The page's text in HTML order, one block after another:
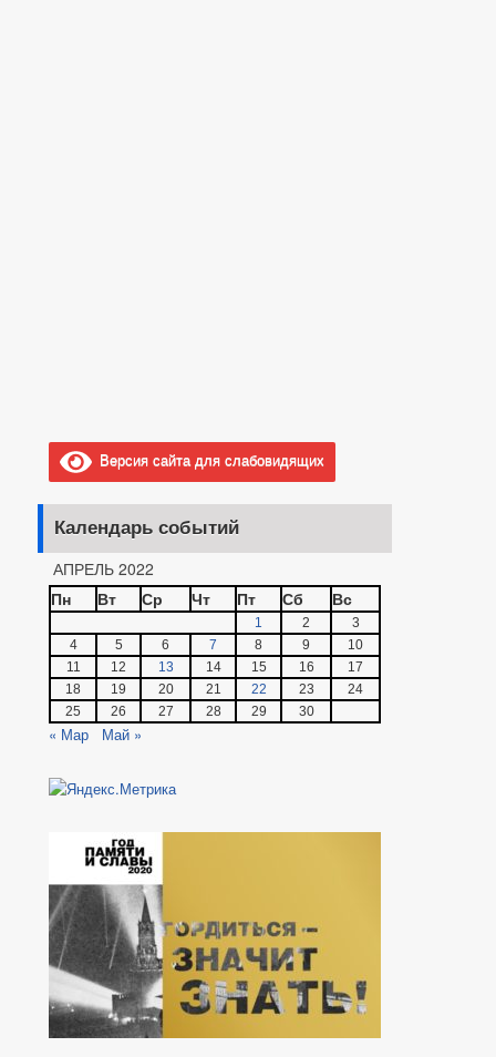
Версия сайта для слабовидящих
Календарь событий
АПРЕЛЬ 2022
Пн
Вт Ср Чт Пт Сб Вс
1 2
3
4
5 6 7 8 9
10
11
12 13 14 15 16
17
18
19 20 21 22 23
24
25
26 27 28 29 30
« Мар Май »